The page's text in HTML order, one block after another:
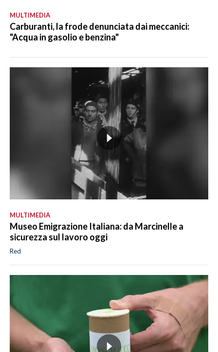
MULTIMEDIA
Carburanti, la frode denunciata dai meccanici:
"Acqua in gasolio e benzina"
MULTIMEDIA
Museo Emigrazione Italiana: da Marcinelle a
sicurezza sul lavoro oggi
Red